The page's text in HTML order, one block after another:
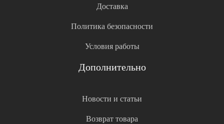
Доставка
Политика безопасности
Условия работы
Дополнительно
Новости и статьи
Возврат товара